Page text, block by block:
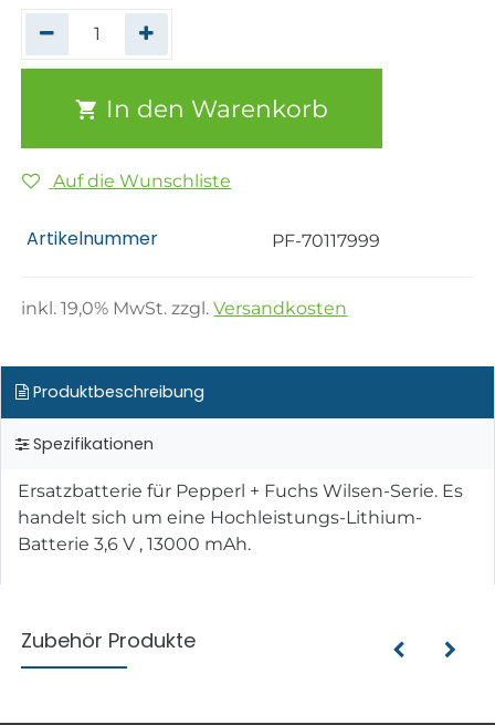
In den Warenkorb
Auf die Wunschliste
Artikelnummer PF-70117999
inkl.19,0% MwSt. zzgl.Versandkosten
Produktbeschreibung
Spezifikationen
Ersatzbatterie für Pepperl + Fuchs Wilsen-Serie. Es
handelt sich um eine Hochleistungs-Lithium-
Batterie 3,6 V , 13000 mAh.
Zubehör Produkte